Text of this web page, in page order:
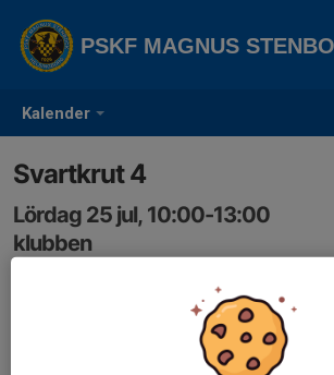
Kalender
PSKF MAGNUS
Svartkrut 4
Lördag 25 jul, 10:00-13:00
klubben